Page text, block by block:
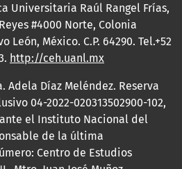
Universitaria Raúl Rangel Frías,
#4000 Norte, Colonia
León, México. C.P. 64290. Tel.+52
http://ceh.uanl.mx
Adela Díaz Meléndez. Reserva
04-2022-020313502900-102,
ante el Instituto Nacional del
de la última
Centro de Estudios